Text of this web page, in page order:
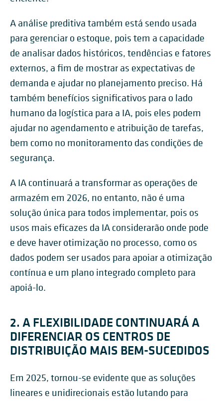
A análise preditiva também está sendo usada
para gerenciar o estoque, pois tem a capacidade
de analisar dados históricos, tendências e fatores
externos, a fim de mostrar as expectativas de
demanda e ajudar no planejamento preciso. Há
também benefícios significativos para o lado
humano da logística para a IA, pois eles podem
ajudar no agendamento e atribuição de tarefas,
bem como no monitoramento das condições de
segurança.
A IA continuará a transformar as operações de
armazém em 2026, no entanto, não é uma
solução única para todos implementar, pois os
usos mais eficazes da IA considerarão onde pode
e deve haver otimização no processo, como os
dados podem ser usados para apoiar a otimização
contínua e um plano integrado completo para
apoiá-lo.
2. A FLEXIBILIDADE CONTINUARÁ A
DIFERENCIAR OS CENTROS DE
DISTRIBUIÇÃO MAIS BEM-SUCEDIDOS
Em 2025, tornou-se evidente que as soluções
lineares e unidirecionais estão lutando para